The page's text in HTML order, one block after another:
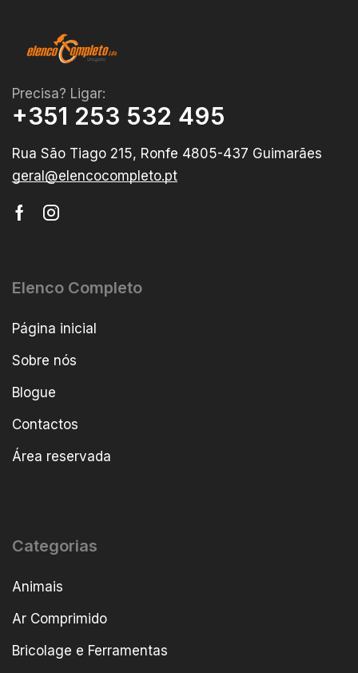
Precisa? Ligar:
+351 253 532 495
Rua São Tiago 215, Ronfe 4805-437 Guimarães
geral@elencocompleto.pt
Elenco Completo
Página inicial
Sobre nós
Blogue
Contactos
Área reservada
Categorias
Animais
Ar Comprimido
Bricolage e Ferramentas